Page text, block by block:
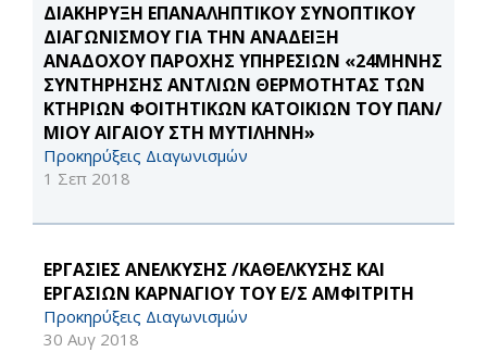
ΔΙΑΚΗΡΥΞΗ ΕΠΑΝΑΛΗΠΤΙΚΟΥ ΣΥΝΟΠΤΙΚΟΥ
ΔΙΑΓΩΝΙΣΜΟΥ ΓΙΑ ΤΗΝ ΑΝΑΔΕΙΞΗ
ΑΝΑΔΟΧΟΥ ΠΑΡΟΧΗΣ ΥΠΗΡΕΣΙΩΝ «24ΜΗΝΗΣ
ΣΥΝΤΗΡΗΣΗΣ ΑΝΤΛΙΩΝ ΘΕΡΜΟΤΗΤΑΣ ΤΩΝ
ΚΤΗΡΙΩΝ ΦΟΙΤΗΤΙΚΩΝ ΚΑΤΟΙΚΙΩΝ ΤΟΥ ΠΑΝ/
ΜΙΟΥ ΑΙΓΑΙΟΥ ΣΤΗ ΜΥΤΙΛΗΝΗ»
Προκηρύξεις Διαγωνισμών
1 Σεπ 2018
ΕΡΓΑΣΙΕΣ ΑΝΕΛΚΥΣΗΣ /ΚΑΘΕΛΚΥΣΗΣ ΚΑΙ
ΕΡΓΑΣΙΩΝ ΚΑΡΝΑΓΙΟΥ TΟΥ Ε/Σ ΑΜΦΙΤΡΙΤΗ
Προκηρύξεις Διαγωνισμών
30 Αυγ 2018